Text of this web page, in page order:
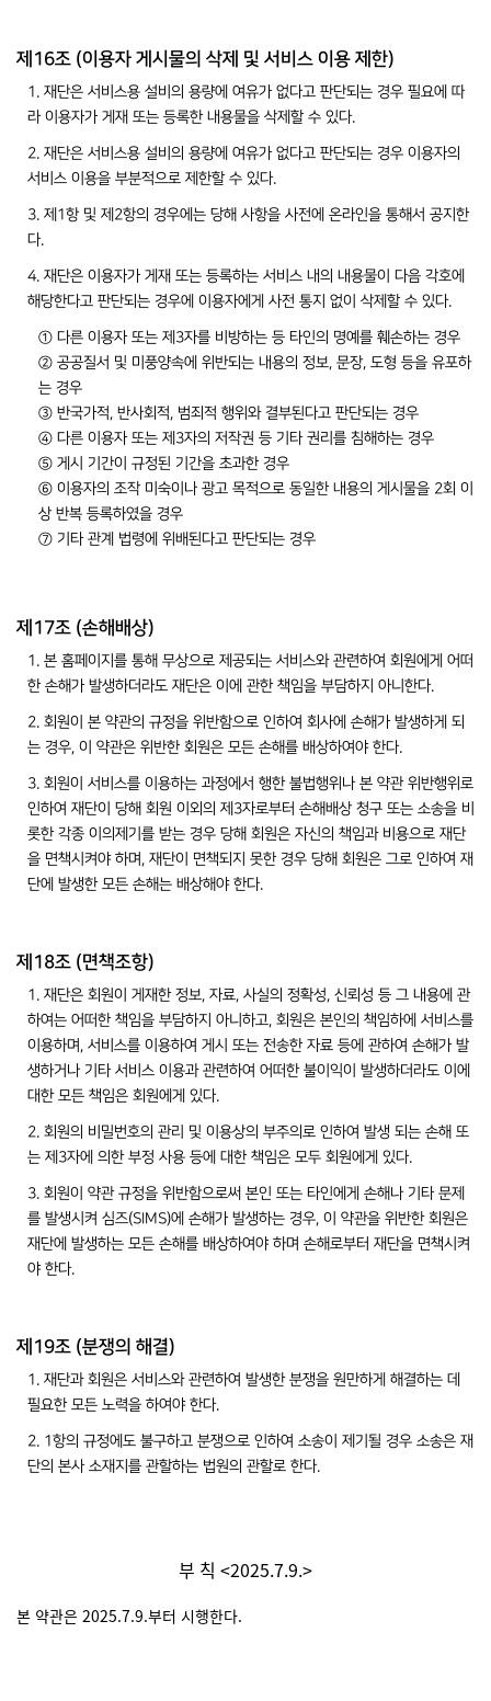
제16조 (이용자 게시물의 삭제 및 서비스 이용 제한)
1. 재단은 서비스용 설비의 용량에 여유가 없다고 판단되는 경우 필요에 따
라 이용자가 게재 또는 등록한 내용물을 삭제할 수 있다.
2. 재단은 서비스용 설비의 용량에 여유가 없다고 판단되는 경우 이용자의
서비스 이용을 부분적으로 제한할 수 있다.
3. 제1항 및 제2항의 경우에는 당해 사항을 사전에 온라인을 통해서 공지한
다.
4. 재단은 이용자가 게재 또는 등록하는 서비스 내의 내용물이 다음 각호에
해당한다고 판단되는 경우에 이용자에게 사전 통지 없이 삭제할 수 있다.
① 다른 이용자 또는 제3자를 비방하는 등 타인의 명예를 훼손하는 경우
② 공공질서 및 미풍양속에 위반되는 내용의 정보, 문장, 도형 등을 유포하
는 경우
③ 반국가적, 반사회적, 범죄적 행위와 결부된다고 판단되는 경우
④ 다른 이용자 또는 제3자의 저작권 등 기타 권리를 침해하는 경우
⑤ 게시 기간이 규정된 기간을 초과한 경우
⑥ 이용자의 조작 미숙이나 광고 목적으로 동일한 내용의 게시물을 2회 이
상 반복 등록하였을 경우
⑦ 기타 관계 법령에 위배된다고 판단되는 경우
제17조 (손해배상)
1. 본 홈페이지를 통해 무상으로 제공되는 서비스와 관련하여 회원에게 어떠
한 손해가 발생하더라도 재단은 이에 관한 책임을 부담하지 아니한다.
2. 회원이 본 약관의 규정을 위반함으로 인하여 회사에 손해가 발생하게 되
는 경우, 이 약관은 위반한 회원은 모든 손해를 배상하여야 한다.
3. 회원이 서비스를 이용하는 과정에서 행한 불법행위나 본 약관 위반행위로
인하여 재단이 당해 회원 이외의 제3자로부터 손해배상 청구 또는 소송을 비
롯한 각종 이의제기를 받는 경우 당해 회원은 자신의 책임과 비용으로 재단
을 면책시켜야 하며, 재단이 면책되지 못한 경우 당해 회원은 그로 인하여 재
단에 발생한 모든 손해는 배상해야 한다.
제18조 (면책조항)
1. 재단은 회원이 게재한 정보, 자료, 사실의 정확성, 신뢰성 등 그 내용에 관
하여는 어떠한 책임을 부담하지 아니하고, 회원은 본인의 책임하에 서비스를
이용하며, 서비스를 이용하여 게시 또는 전송한 자료 등에 관하여 손해가 발
생하거나 기타 서비스 이용과 관련하여 어떠한 불이익이 발생하더라도 이에
대한 모든 책임은 회원에게 있다.
2. 회원의 비밀번호의 관리 및 이용상의 부주의로 인하여 발생 되는 손해 또
는 제3자에 의한 부정 사용 등에 대한 책임은 모두 회원에게 있다.
3. 회원이 약관 규정을 위반함으로써 본인 또는 타인에게 손해나 기타 문제
를 발생시켜 심즈(SIMS)에 손해가 발생하는 경우, 이 약관을 위반한 회원은
재단에 발생하는 모든 손해를 배상하여야 하며 손해로부터 재단을 면책시켜
야 한다.
제19조 (분쟁의 해결)
1. 재단과 회원은 서비스와 관련하여 발생한 분쟁을 원만하게 해결하는 데
필요한 모든 노력을 하여야 한다.
2. 1항의 규정에도 불구하고 분쟁으로 인하여 소송이 제기될 경우 소송은 재
단의 본사 소재지를 관할하는 법원의 관할로 한다.
부 칙 <2025.7.9.>
본 약관은 2025.7.9.부터 시행한다.